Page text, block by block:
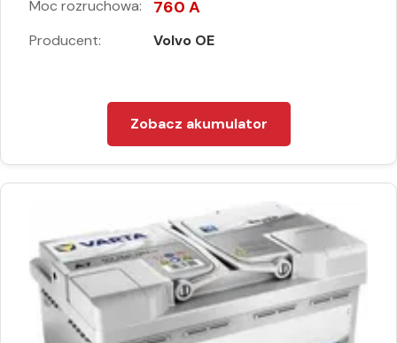
Moc rozruchowa: 760 A
Producent: Volvo OE
Zobacz akumulator